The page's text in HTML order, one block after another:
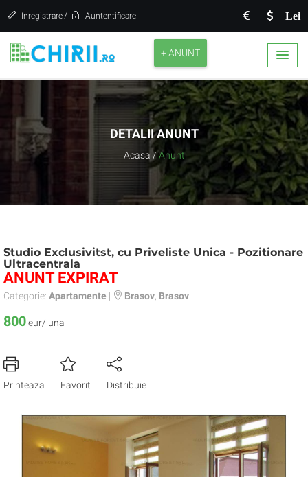
Lei
Inregistrare / Auntentificare
+ ANUNT
DETALII ANUNT
Acasa / Anunt
Studio Exclusivitst, cu Priveliste Unica - Pozitionare
Ultracentrala
ANUNT EXPIRAT
Categorie: Apartamente | Brasov Brasov
800eur/luna
Printeaza Favorit Distribuie